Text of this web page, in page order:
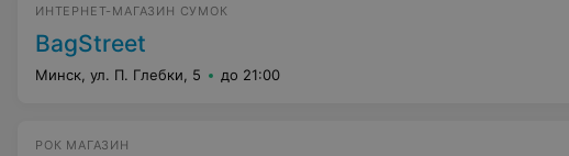
ИНТЕРНЕТ-МАГАЗИН СУМОК
BagStreet
Минск, ул. П. Глебки, 5 до 21:00
РОК МАГАЗИН